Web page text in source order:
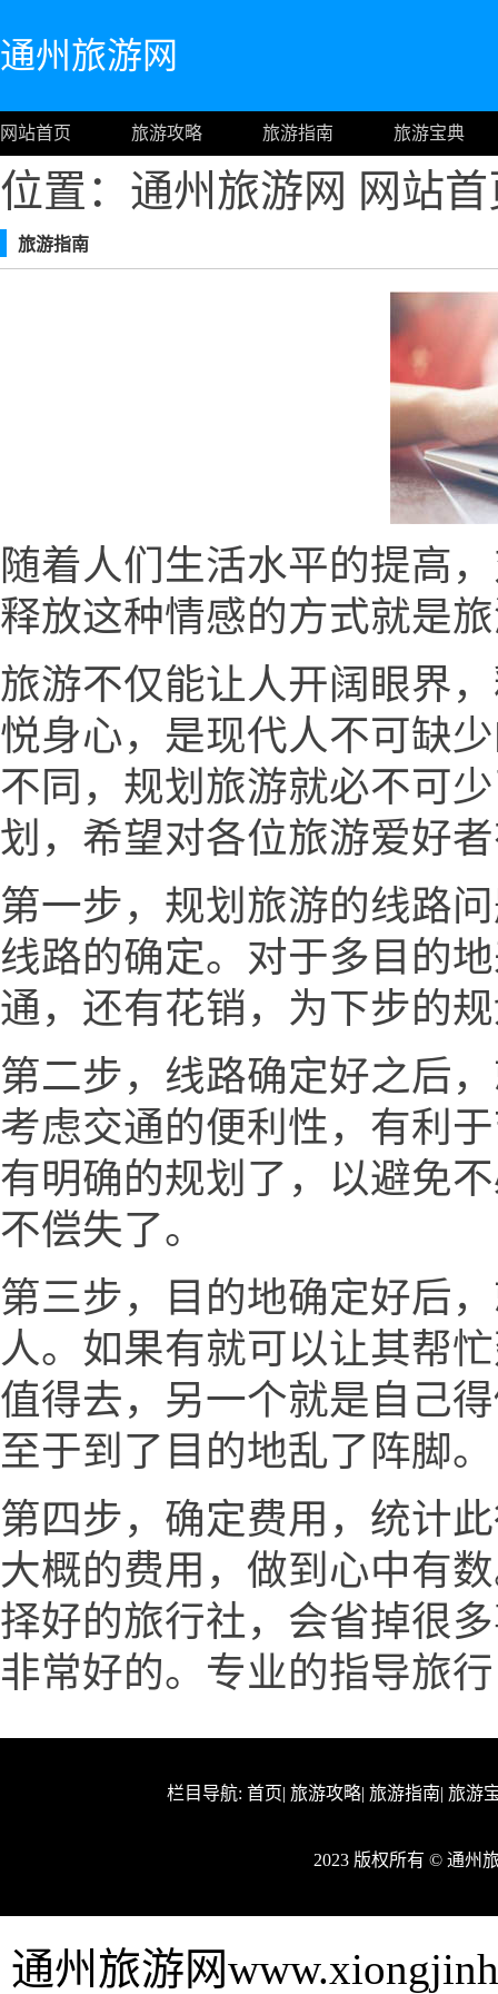
通州旅游网
网站首页 旅游攻略 旅游指南 旅游宝典
位置：通州旅游网 网站
旅游指南
随着人们生活水平的提高
释放这种情感的方式就是
旅游不仅能让人开阔眼界
悦身心，是现代人不可缺
不同，规划旅游就必不可
划，希望对各位旅游爱好
第一步，规划旅游的线路
线路的确定。对于多目的
通，还有花销，为下步的
第二步，线路确定好之后
考虑交通的便利性，有利
有明确的规划了，以避免
不偿失了。
第三步，目的地确定好后
人。如果有就可以让其帮
值得去，另一个就是自己
至于到了目的地乱了阵脚。
第四步，确定费用，统计
大概的费用，做到心中有
择好的旅行社，会省掉很
非常好的。专业的指导旅
栏目导航: 首页| 旅游攻略| 旅游指南| 旅游
2023 版权所有 © 通州
通州旅游网